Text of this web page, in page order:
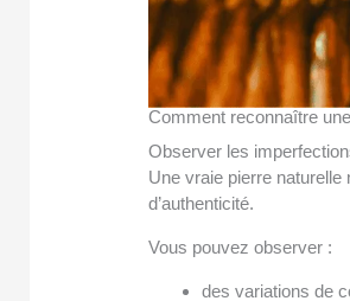
Comment reconnaître
Observer les
Une vraie pierre naturelle
d’authenticité.
Vous pouvez observer :
des variations de